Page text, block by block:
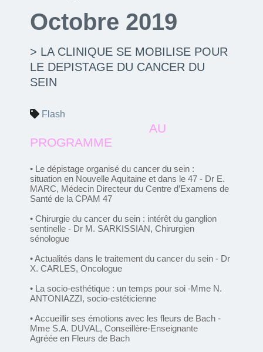
Octobre 2019
> LA CLINIQUE SE MOBILISE POUR
LE DEPISTAGE DU CANCER DU
SEIN
Flash
AU
PROGRAMME
• Le dépistage organisé du cancer du sein :
situation en Nouvelle Aquitaine et dans le 47 - Dr E.
MARC, Médecin Directeur du Centre d’Examens de
Santé de la CPAM 47
• Chirurgie du cancer du sein : intérêt du ganglion
sentinelle - Dr M. SARKISSIAN, Chirurgien
sénologue
• Actualités dans le traitement du cancer du sein - Dr
X. CARLES, Oncologue
• La socio-esthétique : un temps pour soi -Mme N.
ANTONIAZZI, socio-estéticienne
• Accueillir ses émotions avec les fleurs de Bach -
Mme S.A. DUVAL, Conseillère-Enseignante
Agréée en Fleurs de Bach